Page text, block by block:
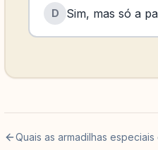
D Sim, mas só a
Quais as armadilhas especiais